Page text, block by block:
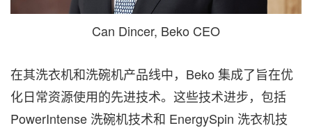
Can Dincer, Beko CEO
在其洗衣机和洗碗机产品线中，Beko 集成了旨在优
化日常资源使用的先进技术。这些技术进步，包括
PowerIntense 洗碗机技术和 EnergySpin 洗衣机技